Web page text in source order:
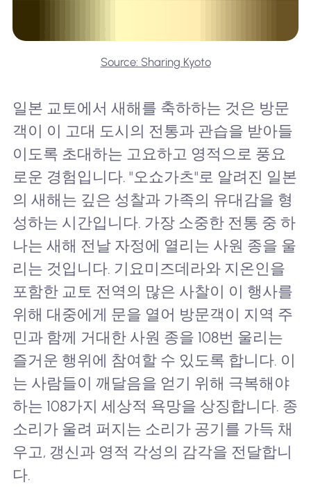
Source: Sharing Kyoto
일본 교토에서 새해를 축하하는 것은 방문
객이 이 고대 도시의 전통과 관습을 받아들
이도록 초대하는 고요하고 영적으로 풍요
로운 경험입니다. "오쇼가츠"로 알려진 일본
의 새해는 깊은 성찰과 가족의 유대감을 형
성하는 시간입니다. 가장 소중한 전통 중 하
나는 새해 전날 자정에 열리는 사원 종을 울
리는 것입니다. 기요미즈데라와 지온인을
포함한 교토 전역의 많은 사찰이 이 행사를
위해 대중에게 문을 열어 방문객이 지역 주
민과 함께 거대한 사원 종을 108번 울리는
즐거운 행위에 참여할 수 있도록 합니다. 이
는 사람들이 깨달음을 얻기 위해 극복해야
하는 108가지 세상적 욕망을 상징합니다. 종
소리가 울려 퍼지는 소리가 공기를 가득 채
우고, 갱신과 영적 각성의 감각을 전달합니
다.